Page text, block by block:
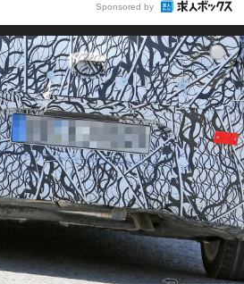
Sponsored by